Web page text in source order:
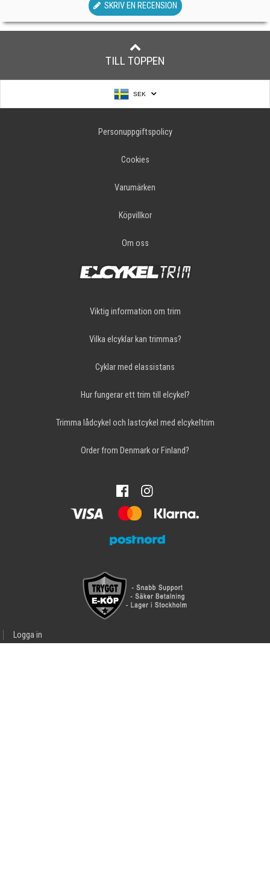
SKRIV EN RECENSION
TILL TOPPEN
SEK
Personuppgiftspolicy
Cookies
Varumärken
Köpvillkor
Om oss
Viktig information om trim
Vilka elcyklar kan trimmas?
Cyklar med elassistans
Hur fungerar ett trim till elcykel?
Trimma lådcykel och lastcykel med elcykeltrim
Order from Denmark or Finland?
Logga in